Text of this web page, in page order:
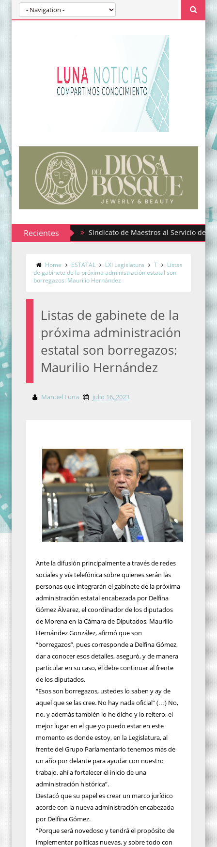
RecientesSindicato de Maestros al Servicio del Estado de
Home ESTATAL LXI Legislatura T
Listas
de gabinete de la próxima administración estatal son
borregazos: Maurilio Hernández
Listas de gabinete de la
próxima administración
estatal son borregazos:
Maurilio Hernández
Manuel Luna julio 16, 2023
Ante la difusión principalmente a través de redes
sociales y vía telefónica sobre quienes serán las
personas que integrarán el gabinete de la próxima
administración estatal encabezada por Delfina
Gómez Álvarez, el coordinador de los diputados
de Morena en la Cámara de Diputados, Maurilio
Hernández González, afirmó que son
“borregazos”, pues corresponde a Delfina Gómez,
dar a conocer esos detalles, aseguró, y de manera
particular en su caso, él debe continuar al frente
de los diputados.
“Esos son borregazos, ustedes lo saben y ay de
aquel que se las cree. No hay nada oficial” (…) No,
no, y además también lo he dicho y lo reitero, el
mejor lugar en el que yo puedo estar en este
momento es donde estoy, en la Legislatura, al
frente del Grupo Parlamentario tenemos más de
un año por delante para ayudar con nuestro
trabajo, ahí a fortalecer el inicio de una
administración histórica”.
Destacó que su papel es crear un marco jurídico
acorde con la nueva administración encabezada
por Delfina Gómez.
“Porque será novedoso y tendrá el propósito de
implementar políticas nuevas, y sobre todo con